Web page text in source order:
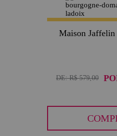
Maison
DE:R$ 579,00